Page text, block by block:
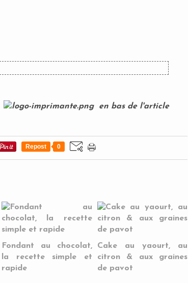
en bas de l'article
Repost 0
Fondant au chocolat,
la recette simple et
rapide
Cake au yaourt, au
citron & aux graines
de pavot